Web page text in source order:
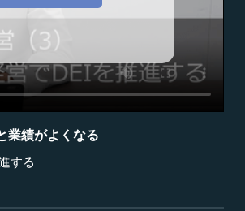
業績がよくなる
する